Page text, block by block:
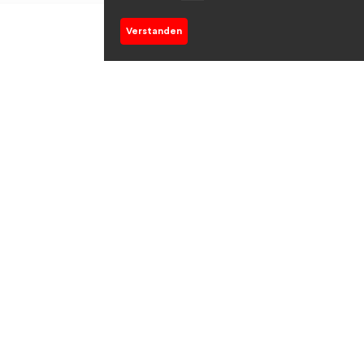
Verstanden